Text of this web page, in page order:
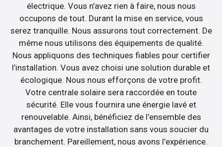
électrique. Vous n’avez rien à faire, nous nous
occupons de tout. Durant la mise en service, vous
serez tranquille. Nous assurons tout correctement. De
même nous utilisons des équipements de qualité.
Nous appliquons des techniques fiables pour certifier
l’installation. Vous avez choisi une solution durable et
écologique. Nous nous efforçons de votre profit.
Votre centrale solaire sera raccordée en toute
sécurité. Elle vous fournira une énergie lavé et
renouvelable. Ainsi, bénéficiez de l’ensemble des
avantages de votre installation sans vous soucier du
branchement. Pareillement, nous avons l’expérience.